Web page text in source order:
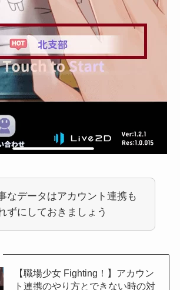
なデータはアカウント連携も
ずにしておきましょう
【職場少女 Fighting！】アカウン
ト連携のやり方とできない時の対